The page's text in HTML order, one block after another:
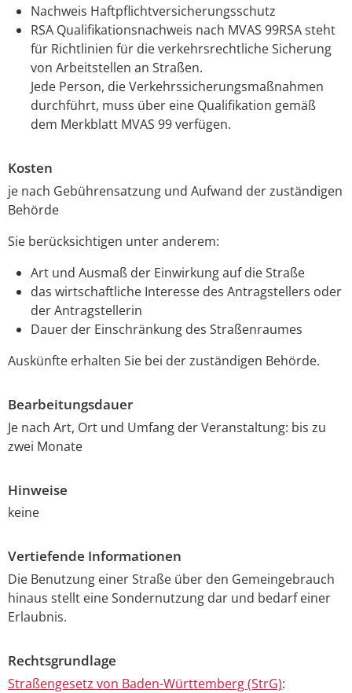
Nachweis Haftpflichtversicherungsschutz
RSA Qualifikationsnachweis nach MVAS 99RSA steht
für Richtlinien für die verkehrsrechtliche Sicherung
von Arbeitstellen an Straßen.
Jede Person, die Verkehrssicherungsmaßnahmen
durchführt, muss über eine Qualifikation gemäß
dem Merkblatt MVAS 99 verfügen.
Kosten
je nach Gebührensatzung und Aufwand der zuständigen
Behörde
Sie berücksichtigen unter anderem:
Art und Ausmaß der Einwirkung auf die Straße
das wirtschaftliche Interesse des Antragstellers oder
der Antragstellerin
Dauer der Einschränkung des Straßenraumes
Auskünfte erhalten Sie bei der zuständigen Behörde.
Bearbeitungsdauer
Je nach Art, Ort und Umfang der Veranstaltung: bis zu
zwei Monate
Hinweise
keine
Vertiefende Informationen
Die Benutzung einer Straße über den Gemeingebrauch
hinaus stellt eine Sondernutzung dar und bedarf einer
Erlaubnis.
Rechtsgrundlage
Straßengesetz von Baden-Württemberg (StrG):